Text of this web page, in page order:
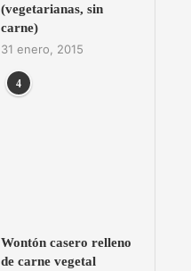
(vegetarianas, sin
carne)
31 enero, 2015
4
Wontón casero relleno
de carne vegetal